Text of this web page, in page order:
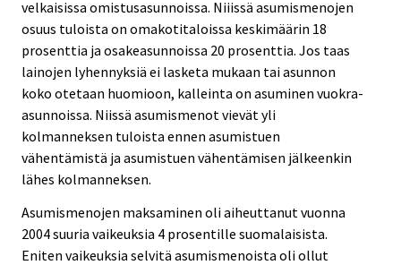
velkaisissa omistusasunnoissa. Niiissä asumismenojen
osuus tuloista on omakotitaloissa keskimäärin 18
prosenttia ja osakeasunnoissa 20 prosenttia. Jos taas
lainojen lyhennyksiä ei lasketa mukaan tai asunnon
koko otetaan huomioon, kalleinta on asuminen vuokra-
asunnoissa. Niissä asumismenot vievät yli
kolmanneksen tuloista ennen asumistuen
vähentämistä ja asumistuen vähentämisen jälkeenkin
lähes kolmanneksen.
Asumismenojen maksaminen oli aiheuttanut vuonna
2004 suuria vaikeuksia 4 prosentille suomalaisista.
Eniten vaikeuksia selvitä asumismenoista oli ollut